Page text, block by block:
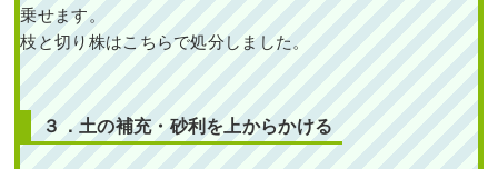
乗せます。
枝と切り株はこちらで処分しました。
３．土の補充・砂利を上からかける